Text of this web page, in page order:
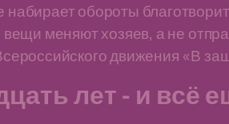
обороты
меняют хозяев, а не
движения «В
лет - и всё